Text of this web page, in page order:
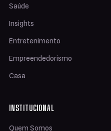
Saúde
Insights
Entretenimento
Empreendedorismo
Casa
INSTITUCIONAL
Quem Somos